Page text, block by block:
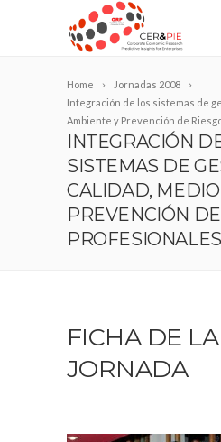
Home
Jornadas 2008
Integración de los sistemas de
Ambiente y Prevención de
INTEGRACIÓN
SISTEMAS DE
CALIDAD,
PREVENCIÓN
PROFESIONALES
FICHA DE LA
JORNADA